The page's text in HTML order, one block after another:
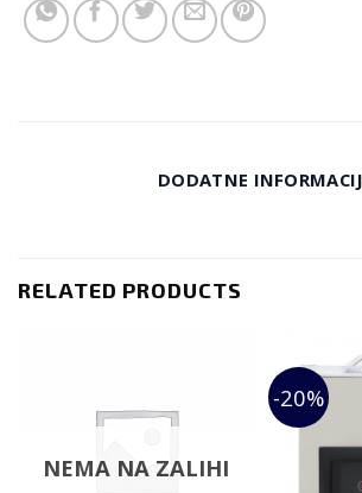
DODATNE
RELATED PRODUCTS
NEMA NA ZALIHI
-20%